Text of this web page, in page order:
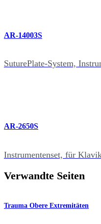
AR-14003S
SuturePlate-System,
AR-2650S
Instrumentenset, für
Verwandte Seiten
Trauma Obere Extremitäten